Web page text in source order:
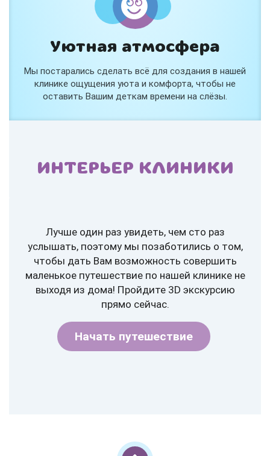
Уютная атмосфера
Мы постарались сделать всё для создания в нашей
клинике ощущения уюта и комфорта, чтобы не
оставить Вашим деткам времени на слёзы.
ИНТЕРЬЕР КЛИНИКИ
Лучше один раз увидеть, чем сто раз
услышать, поэтому мы позаботились о том,
чтобы дать Вам возможность совершить
маленькое путешествие по нашей клинике не
выходя из дома! Пройдите 3D экскурсию
прямо сейчас.
Начать путешествие